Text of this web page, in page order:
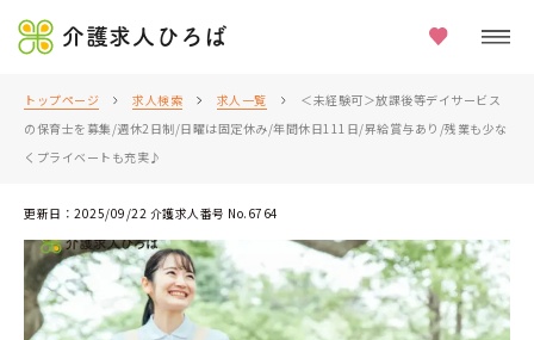
介護求人ひろば
トップページ 求人検索 求人一覧
＜未経験可＞放課後等デイサービス
の保育士を募集/週休2日制/日曜は固定休み/年間休日111日/昇給賞与あり/残業も少な
くプライベートも充実♪
更新日：2025/09/22 介護求人番号 No.6764